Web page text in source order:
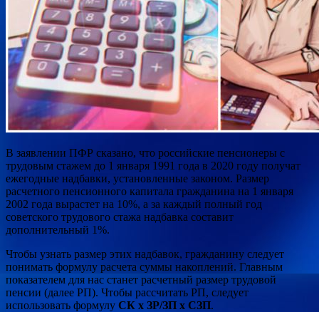
В заявлении ПФР сказано, что российские пенсионеры с
трудовым стажем до 1 января 1991 года в 2020 году получат
ежегодные надбавки, установленные законом. Размер
расчетного пенсионного капитала гражданина на 1 января
2002 года вырастет на 10%, а за каждый полный год
советского трудового стажа надбавка составит
дополнительный 1%.
Чтобы узнать размер этих надбавок, гражданину следует
понимать формулу расчета суммы накоплений. Главным
показателем для нас станет расчетный размер трудовой
пенсии (далее РП). Чтобы рассчитать РП, следует
использовать формулу СК x ЗР/ЗП x СЗП.